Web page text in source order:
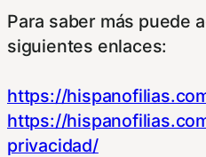
Para saber más puede
siguientes enlaces:
https://
https://
privacidad/